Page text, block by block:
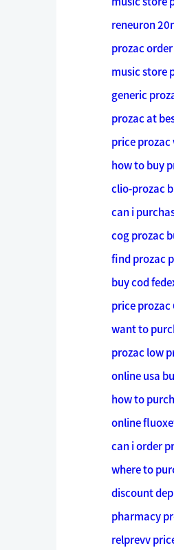
reneuron
prozac
music store
generic
prozac at
price
how to buy
clio-prozac
can i
cog prozac
find prozac
buy cod
price
want to
prozac low
online usa
how to
online
can i order
where to
discount
pharmacy
relprevv